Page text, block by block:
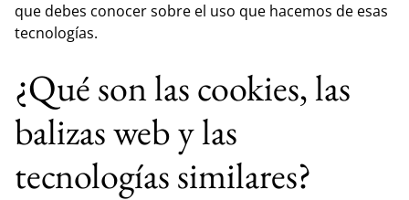
que debes conocer sobre el uso que hacemos de esas
tecnologías.
¿Qué son las cookies, las
balizas web y las
tecnologías similares?